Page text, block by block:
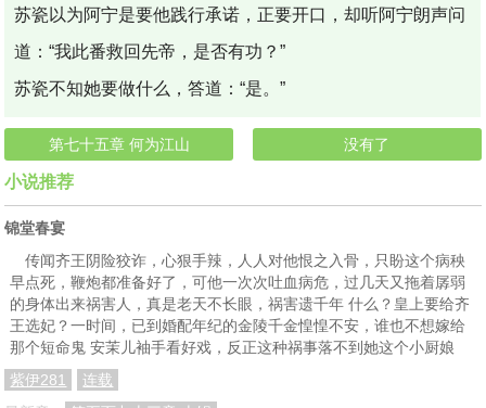
苏瓷以为阿宁是要他践行承诺，正要开口，却听阿宁朗声问
道：“我此番救回先帝，是否有功？”
苏瓷不知她要做什么，答道：“是。”
第七十五章 何为江山 没有了
小说推荐
锦堂春宴
传闻齐王阴险狡诈，心狠手辣，人人对他恨之入骨，只盼这个病秧
早点死，鞭炮都准备好了，可他一次次吐血病危，过几天又拖着孱弱
的身体出来祸害人，真是老天不长眼，祸害遗千年 什么？皇上要给齐
王选妃？一时间，已到婚配年纪的金陵千金惶惶不安，谁也不想嫁给
那个短命鬼 安茉儿袖手看好戏，反正这种祸事落不到她这个小厨娘
紫伊281
连载